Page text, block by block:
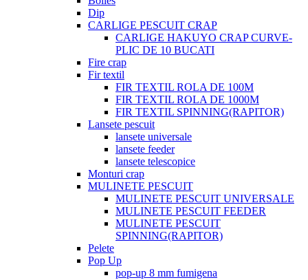
Dip
CARLIGE PESCUIT CRAP
CARLIGE HAKUYO CRAP CURVE-
PLIC DE 10 BUCATI
Fire crap
Fir textil
FIR TEXTIL ROLA DE 100M
FIR TEXTIL ROLA DE 1000M
FIR TEXTIL SPINNING(RAPITOR)
Lansete pescuit
lansete universale
lansete feeder
lansete telescopice
Monturi crap
MULINETE PESCUIT
MULINETE PESCUIT UNIVERSALE
MULINETE PESCUIT FEEDER
MULINETE PESCUIT
SPINNING(RAPITOR)
Pelete
Pop Up
pop-up 8 mm fumigena